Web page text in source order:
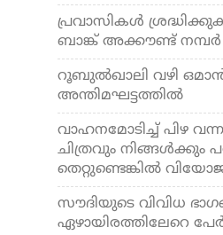
പ്രവാസികൾ
ബാങ്ക് അക്കൗണ്ട്
റൂബുല്‍ഖാലി വഴി
അന്തിമഘട്ടത്തില്‍
വാഹനമോടിച്ച് പിഴ
ചിത്രവും നിങ്ങള്‍ക്കും
തെറ്റുണ്ടെങ്കില്‍
സൗദിയുടെ വിവിധ
ഏഴായിരത്തിലേറെ